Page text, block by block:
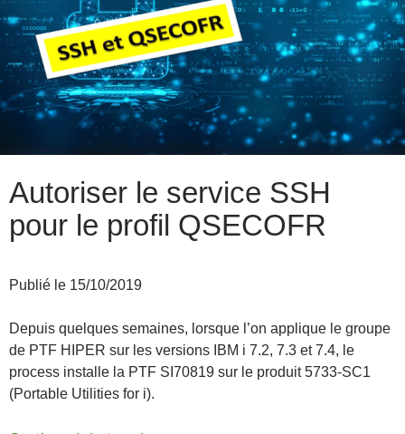
Autoriser le service SSH
pour le profil QSECOFR
Publié le 15/10/2019
Depuis quelques semaines, lorsque l’on applique le groupe
de PTF HIPER sur les versions IBM i 7.2, 7.3 et 7.4, le
process installe la PTF SI70819 sur le produit 5733-SC1
(Portable Utilities for i).